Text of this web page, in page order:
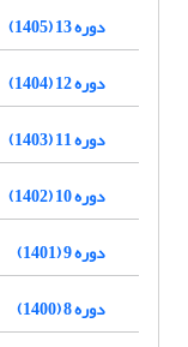
دوره 13 (1405)
دوره 12 (1404)
دوره 11 (1403)
دوره 10 (1402)
دوره 9 (1401)
دوره 8 (1400)